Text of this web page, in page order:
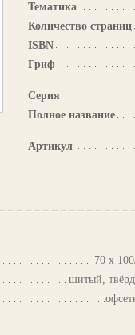
Тематика
Количество страниц
ISBN
Гриф
Серия
Полное название
Артикул
70 х
шитый,